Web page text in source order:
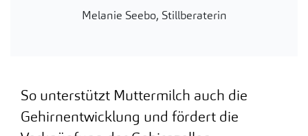
Melanie Seebo, Stillberaterin
So unterstützt Muttermilch auch die
Gehirnentwicklung und fördert die